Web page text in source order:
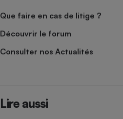
Que faire en cas de litige ?
Découvrir le forum
Consulter nos Actualités
Lire aussi